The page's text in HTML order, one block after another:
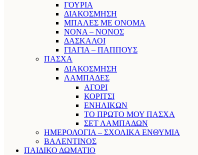
ΓΟΥΡΙΑ
ΔΙΑΚΟΣΜΗΣΗ
ΜΠΑΛΕΣ ΜΕ ΟΝΟΜΑ
ΝΟΝΑ – ΝΟΝΟΣ
ΔΑΣΚΑΛΟΙ
ΓΙΑΓΙΑ – ΠΑΠΠΟΥΣ
ΠΑΣΧΑ
ΔΙΑΚΟΣΜΗΣΗ
ΛΑΜΠΑΔΕΣ
ΑΓΟΡΙ
ΚΟΡΙΤΣΙ
ΕΝΗΛΙΚΩΝ
ΤΟ ΠΡΩΤΟ ΜΟΥ ΠΑΣΧΑ
ΣΕΤ ΛΑΜΠΑΔΩΝ
ΗΜΕΡΟΛΟΓΙΑ – ΣΧΟΛΙΚΑ ΕΝΘΥΜΙΑ
ΒΑΛΕΝΤΙΝΟΣ
ΠΑΙΔΙΚΟ ΔΩΜΑΤΙΟ